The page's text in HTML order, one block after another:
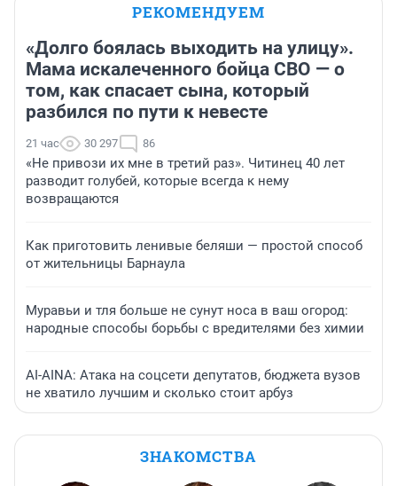
РЕКОМЕНДУЕМ
«Долго боялась выходить на улицу».
Мама искалеченного бойца СВО — о
том, как спасает сына, который
разбился по пути к невесте
21 час 30 297 86
«Не привози их мне в третий раз». Читинец 40 лет
разводит голубей, которые всегда к нему
возвращаются
Как приготовить ленивые беляши — простой способ
от жительницы Барнаула
Муравьи и тля больше не сунут носа в ваш огород:
народные способы борьбы с вредителями без химии
AI-AINA: Атака на соцсети депутатов, бюджета вузов
не хватило лучшим и сколько стоит арбуз
ЗНАКОМСТВА